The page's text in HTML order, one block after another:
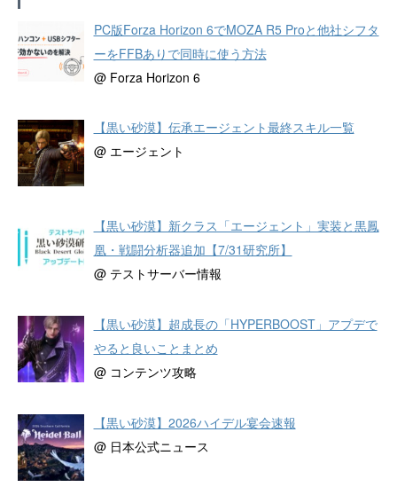
PC版Forza Horizon 6でMOZA R5 Proと他社シフタ
ーをFFBありで同時に使う方法
@ Forza Horizon 6
【黒い砂漠】伝承エージェント最終スキル一覧
@ エージェント
【黒い砂漠】新クラス「エージェント」実装と黒鳳
凰・戦闘分析器追加【7/31研究所】
@ テストサーバー情報
【黒い砂漠】超成長の「HYPERBOOST」アプデで
やると良いことまとめ
@ コンテンツ攻略
【黒い砂漠】2026ハイデル宴会速報
@ 日本公式ニュース